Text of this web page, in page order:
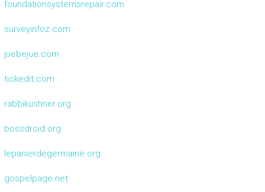
foundationsystemsrepair.com
surveyinfoz.com
juebejue.com
tickedit.com
rabbikushner.org
bossdroid.org
lepanierdegermaine.org
gospelpage.net